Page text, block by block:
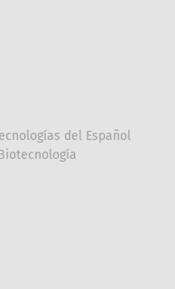
del Español